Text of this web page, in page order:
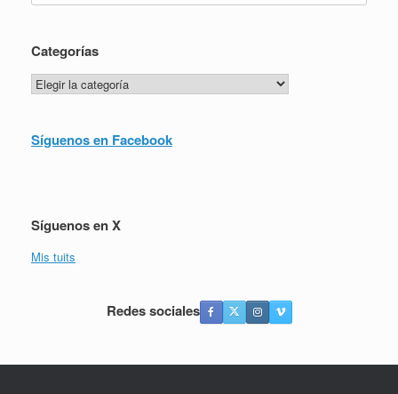
Categorías
Categorías
Síguenos en Facebook
Síguenos en X
Mis tuits
Redes sociales